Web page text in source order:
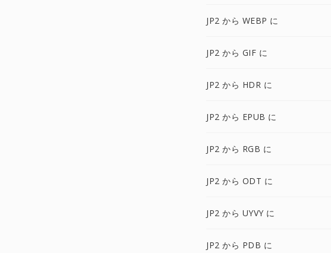
JP2 から WEBP に
JP2 から GIF に
JP2 から HDR に
JP2 から EPUB に
JP2 から RGB に
JP2 から ODT に
JP2 から UYVY に
JP2 から PDB に